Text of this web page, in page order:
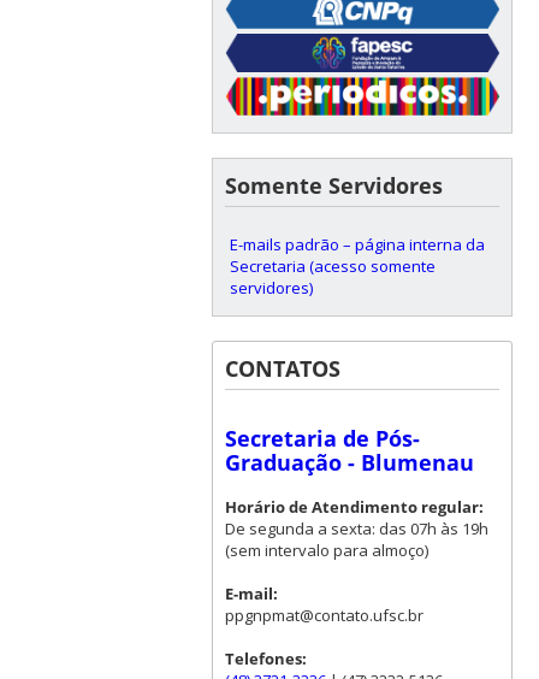
Somente Servidores
E-mails padrão – página interna da
Secretaria (acesso somente
servidores)
CONTATOS
Secretaria de Pós-
Graduação - Blumenau
Horário de Atendimento regular:
De segunda a sexta: das 07h às 19h
(sem intervalo para almoço)
E-mail:
ppgnpmat@contato.ufsc.br
Telefones: